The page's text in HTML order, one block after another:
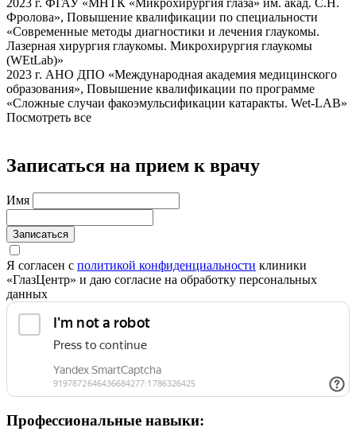
2023 г. ФГАУ «МНТК «Микрохирургия глаза» им. акад. С.Н.
Фролова», Повышение квалификации по специальности
«Современные методы диагностики и лечения глаукомы.
Лазерная хирургия глаукомы. Микрохирургия глаукомы
(WEtLab)»
2023 г. АНО ДПО «Международная академия медицинского
образования», Повышение квалификации по программе
«Сложные случаи факоэмульсификации катаракты. Wet-LAB»
Посмотреть все
Записаться на прием к врачу
Имя
Записаться
Я согласен с политикой конфиденциальности клиники
«ГлазЦентр» и даю согласие на обработку персональных
данных
Профессиональные навыки: